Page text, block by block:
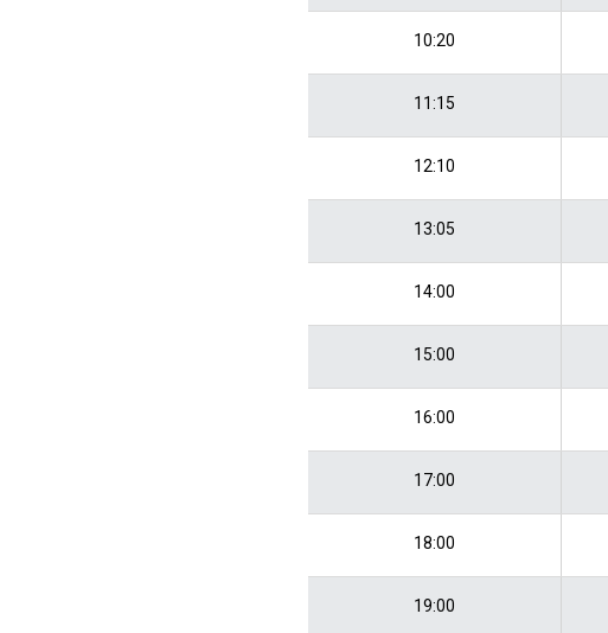
10:20
11:15
12:10
13:05
14:00
15:00
16:00
17:00
18:00
19:00